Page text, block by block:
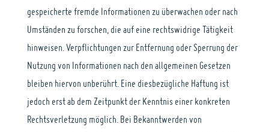
gespeicherte fremde Informationen zu überwachen oder nach
Umständen zu forschen, die auf eine rechtswidrige Tätigkeit
hinweisen. Verpflichtungen zur Entfernung oder Sperrung der
Nutzung von Informationen nach den allgemeinen Gesetzen
bleiben hiervon unberührt. Eine diesbezügliche Haftung ist
jedoch erst ab dem Zeitpunkt der Kenntnis einer konkreten
Rechtsverletzung möglich. Bei Bekanntwerden von